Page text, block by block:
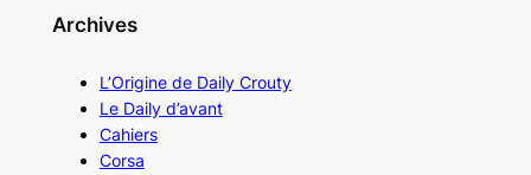
Archives
L’Origine de Daily Crouty
Le Daily d’avant
Cahiers
Corsa